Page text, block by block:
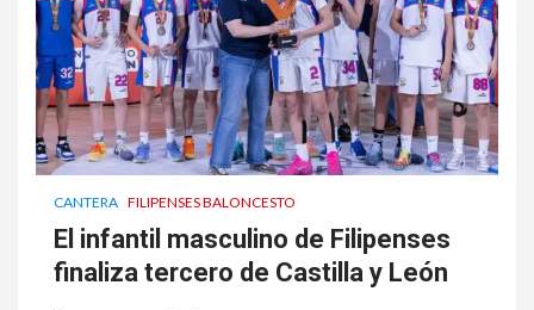
CANTERA FILIPENSES BALONCESTO
El infantil masculino de Filipenses
finaliza tercero de Castilla y León